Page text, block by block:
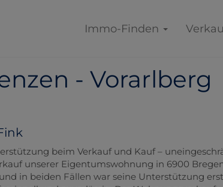
Immo-Finden
- Vorarlberg
beim Verkauf und Kauf –
unserer Eigentumswohnung in 6900
in beiden Fällen war seine Unterstützung